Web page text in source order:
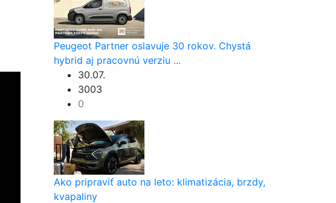
Peugeot Partner oslavuje 30 rokov. Chystá
hybrid aj pracovnú verziu ...
30.07.
3003
0
Ako pripraviť auto na leto: klimatizácia, brzdy,
kvapaliny